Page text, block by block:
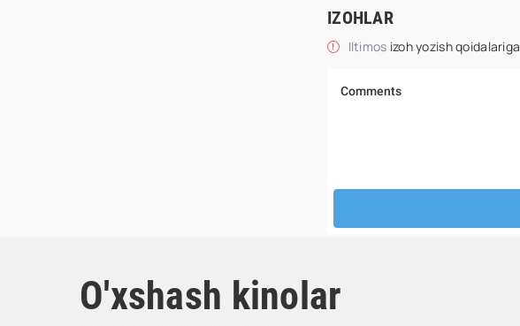
IZOHLAR
Iltimos izoh yozish qoidalariga
O'xshash kinolar